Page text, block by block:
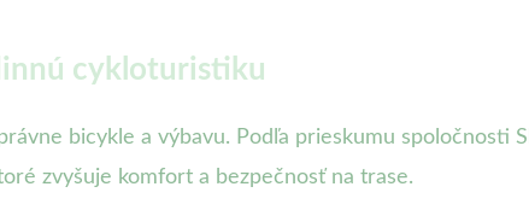
cykloturistiku
bicykle a výbavu. Podľa prieskumu spoločnosti
zvyšuje komfort a bezpečnosť na trase.